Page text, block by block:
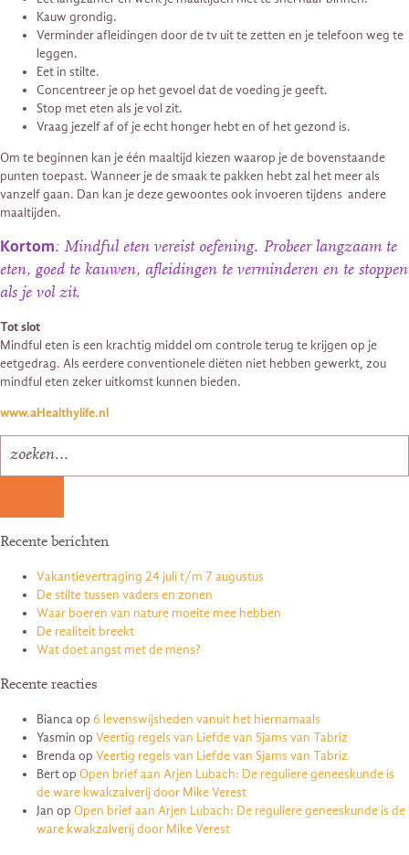
Kauw grondig.
Verminder afleidingen door de tv uit te zetten en je telefoon weg te
leggen.
Eet in stilte.
Concentreer je op het gevoel dat de voeding je geeft.
Stop met eten als je vol zit.
Vraag jezelf af of je echt honger hebt en of het gezond is.
Om te beginnen kan je één maaltijd kiezen waarop je de bovenstaande
punten toepast. Wanneer je de smaak te pakken hebt zal het meer als
vanzelf gaan. Dan kan je deze gewoontes ook invoeren tijdens andere
maaltijden.
Kortom: Mindful eten vereist oefening. Probeer langzaam te
eten, goed te kauwen, afleidingen te verminderen en te stoppen
als je vol zit.
Tot slot
Mindful eten is een krachtig middel om controle terug te krijgen op je
eetgedrag. Als eerdere conventionele diëten niet hebben gewerkt, zou
mindful eten zeker uitkomst kunnen bieden.
www.aHealthylife.nl
Recente berichten
Vakantievertraging 24 juli t/m 7 augustus
De stilte tussen vaders en zonen
Waar boeren van nature moeite mee hebben
De realiteit breekt
Wat doet angst met de mens?
Recente reacties
Biancaop 6 levenswijsheden vanuit het hiernamaals
Yasmin op Veertig regels van Liefde van Sjams van Tabriz
Brendaop Veertig regels van Liefde van Sjams van Tabriz
Bertop Open brief aan Arjen Lubach: De reguliere geneeskunde is
de ware kwakzalverij door Mike Verest
Jan op Open brief aan Arjen Lubach: De reguliere geneeskunde is de
ware kwakzalverij door Mike Verest